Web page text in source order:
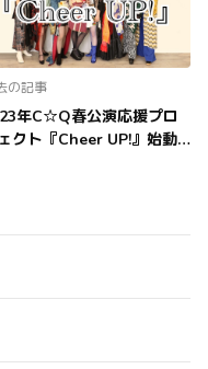
の記事
年C☆Q春公演応援プロ
クト『Cheer UP!』始動